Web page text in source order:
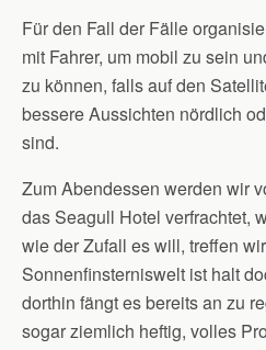
Für den Fall der Fälle
mit Fahrer, um mobil zu sein
zu können, falls auf den
bessere Aussichten nördlich
sind.
Zum Abendessen werden wir
das Seagull Hotel verfrachtet,
wie der Zufall es will, treffen
Sonnenfinsterniswelt ist halt
dorthin fängt es bereits an zu
sogar ziemlich heftig, volles